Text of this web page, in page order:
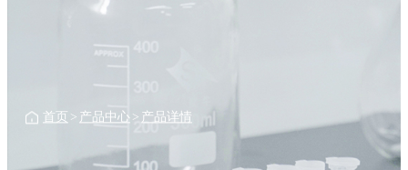
首页 > 产品中心 > 产品详情